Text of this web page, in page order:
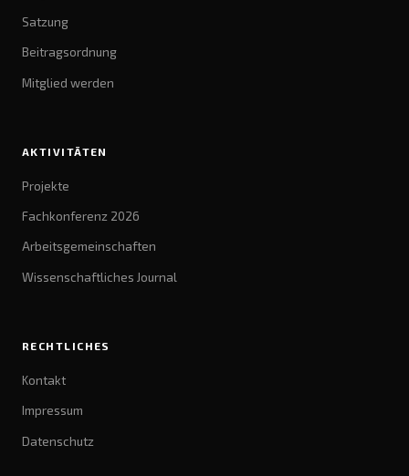
Satzung
Beitragsordnung
Mitglied werden
AKTIVITÄTEN
Projekte
Fachkonferenz 2026
Arbeitsgemeinschaften
Wissenschaftliches Journal
RECHTLICHES
Kontakt
Impressum
Datenschutz